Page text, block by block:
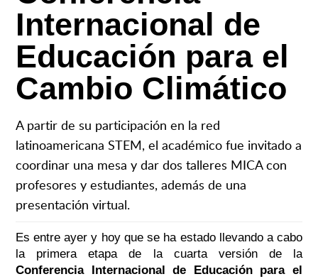
Internacional de
Educación para el
Cambio Climático
A partir de su participación en la red
latinoamericana STEM, el académico fue invitado a
coordinar una mesa y dar dos talleres MICA con
profesores y estudiantes, además de una
presentación virtual.
Es entre ayer y hoy que se ha estado llevando a cabo
la primera etapa de la cuarta versión de la
Conferencia Internacional de Educación para el